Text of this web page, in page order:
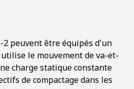
2 peuvent être équipés d'un
le mouvement de va-et-
charge statique constante
de compactage dans les